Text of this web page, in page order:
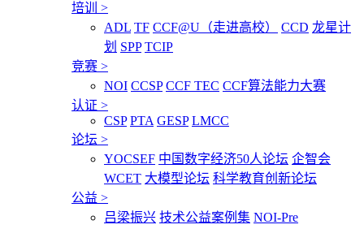
培训 >
ADL TF CCF@U（走进高校） CCD 龙星计
划 SPP TCIP
竞赛 >
NOI CCSP CCF TEC CCF算法能力大赛
认证 >
CSP PTA GESP LMCC
论坛 >
YOCSEF 中国数字经济50人论坛 企智会
WCET 大模型论坛 科学教育创新论坛
公益 >
吕梁振兴 技术公益案例集 NOI-Pre